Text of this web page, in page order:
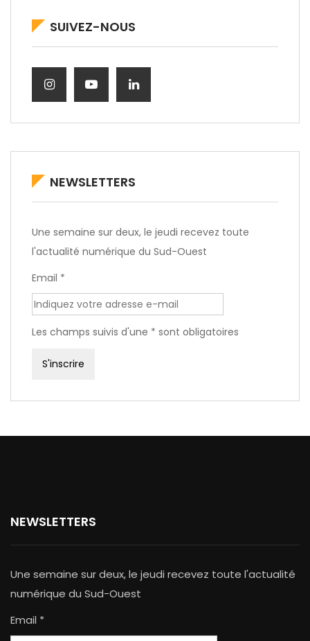
SUIVEZ-NOUS
NEWSLETTERS
Une semaine sur deux, le jeudi recevez toute
l'actualité numérique du Sud-Ouest
Email *
Les champs suivis d'une * sont obligatoires
NEWSLETTERS
Une semaine sur deux, le jeudi recevez toute l'actualité
numérique du Sud-Ouest
Email *